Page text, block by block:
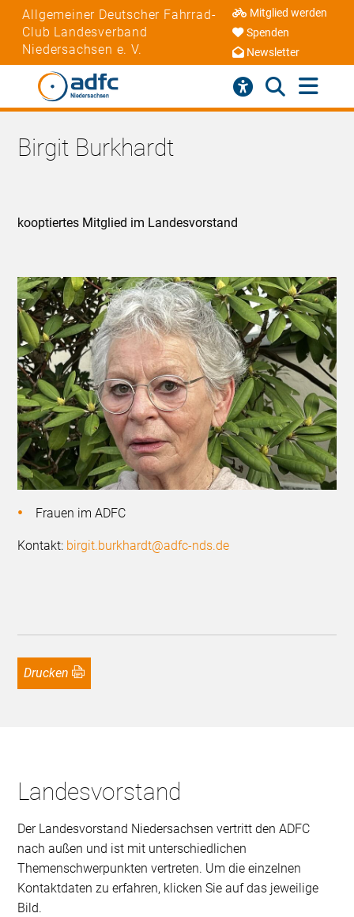
Allgemeiner Deutscher Fahrrad-
Club Landesverband
Niedersachsen e. V.
Mitglied werden
Spenden
Newsletter
Birgit Burkhardt
kooptiertes Mitglied im Landesvorstand
Frauen im ADFC
Kontakt: birgit.burkhardt@adfc-nds.de
Drucken
Landesvorstand
Der Landesvorstand Niedersachsen vertritt den ADFC
nach außen und ist mit unterschiedlichen
Themenschwerpunkten vertreten. Um die einzelnen
Kontaktdaten zu erfahren, klicken Sie auf das jeweilige
Bild.